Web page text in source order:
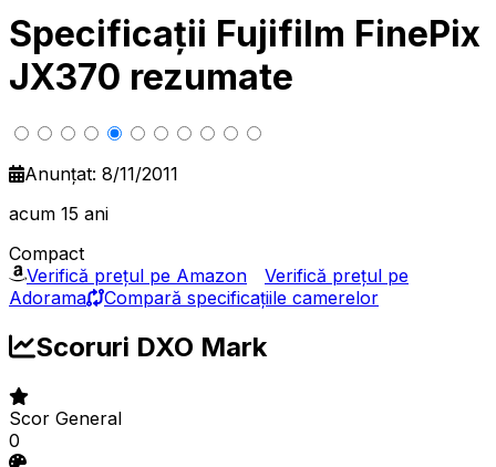
Specificații Fujifilm FinePix
JX370 rezumate
Anunțat: 8/11/2011
acum 15 ani
Compact
Verifică prețul pe Amazon
Verifică prețul pe
Adorama
Compară specificațiile camerelor
Scoruri DXO Mark
Scor General
0